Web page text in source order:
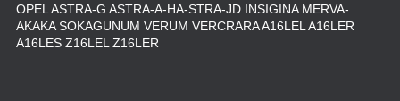
OPEL ASTRA-G ASTRA-A-HA-STRA-JD INSIGINA MERVA-
AKAKA SOKAGUNUM VERUM VERCRARA A16LEL A16LER
A16LES Z16LEL Z16LER